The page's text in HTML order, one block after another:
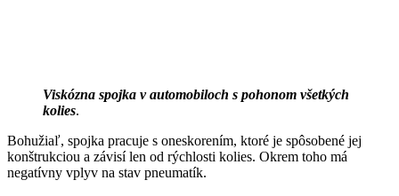
Viskózna spojka v automobiloch s pohonom všetkých
kolies.
Bohužiaľ, spojka pracuje s oneskorením, ktoré je spôsobené jej
konštrukciou a závisí len od rýchlosti kolies. Okrem toho má
negatívny vplyv na stav pneumatík.